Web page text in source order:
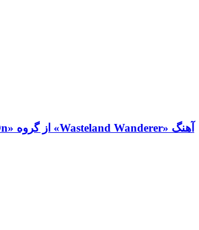
آهنگ «Wasteland Wanderer» از گروه «Live On»